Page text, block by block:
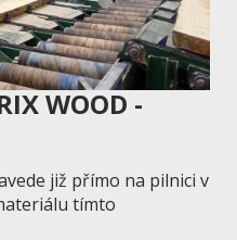
WOOD -
již přímo na pilnici v
tímto